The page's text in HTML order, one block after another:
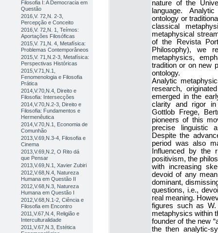
Filosofia I: A Democracia em
Questão
2016,V. 72,N. 2-3,
Percepção e Conceito
2016,V. 72,N. 1, Teímos:
Aportações Filosóficas
2015,V. 71,N. 4, Metafísica:
Problemas Contemporâneos
2015,V. 71,N.2-3, Metafísica:
Perspectivas Históricas
2015,V.71,N.1,
Fenomenologia e Filosofia
Prática
2014,V.70,N.4, Direito e
Filosofia: Intersecções
2014,V.70,N.2-3, Direito e
Filosofia: Fundamentos e
Hermenêutica
2014,V.70,N.1, Economia de
Comunhão
2013,V.69,N.3-4, Filosofia e
Cinema
2013,V.69,N.2, O Rito dá
que Pensar
2013,V.69,N.1, Xavier Zubiri
2012,V.68,N.4, Natureza
Humana em Questão II
2012,V.68,N.3, Natureza
Humana em Questão I
2012,V.68,N.1-2, Ciência e
Filosofia em Encontro
2011,V.67,N.4, Religião e
Interculturalidade
2011,V.67,N.3, Estética
nature of the
language.
ontology or
classical
metaphysical
of the Revista
Philosophy), we
metaphysics,
tradition or on new
ontology.
Analytic
research,
emerged in the
clarity and rigor in
Gottlob Frege,
pioneers of this
precise linguistic
Despite the
period was also
Influenced by the
positivism, the
with increasing
devoid of any
dominant,
questions, i.e.,
real meaning.
figures such as
metaphysics within
founder of the new
the then analytic-